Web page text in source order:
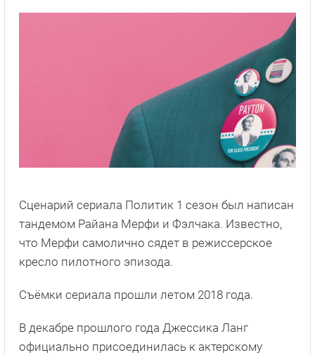
Сценарий сериала Политик 1 сезон был написан
тандемом Райана Мерфи и Фэлчака. Известно,
что Мерфи самолично сядет в режиссерское
кресло пилотного эпизода.
Съёмки сериала прошли летом 2018 года.
В декабре прошлого года Джессика Ланг
официально присоединилась к актерскому